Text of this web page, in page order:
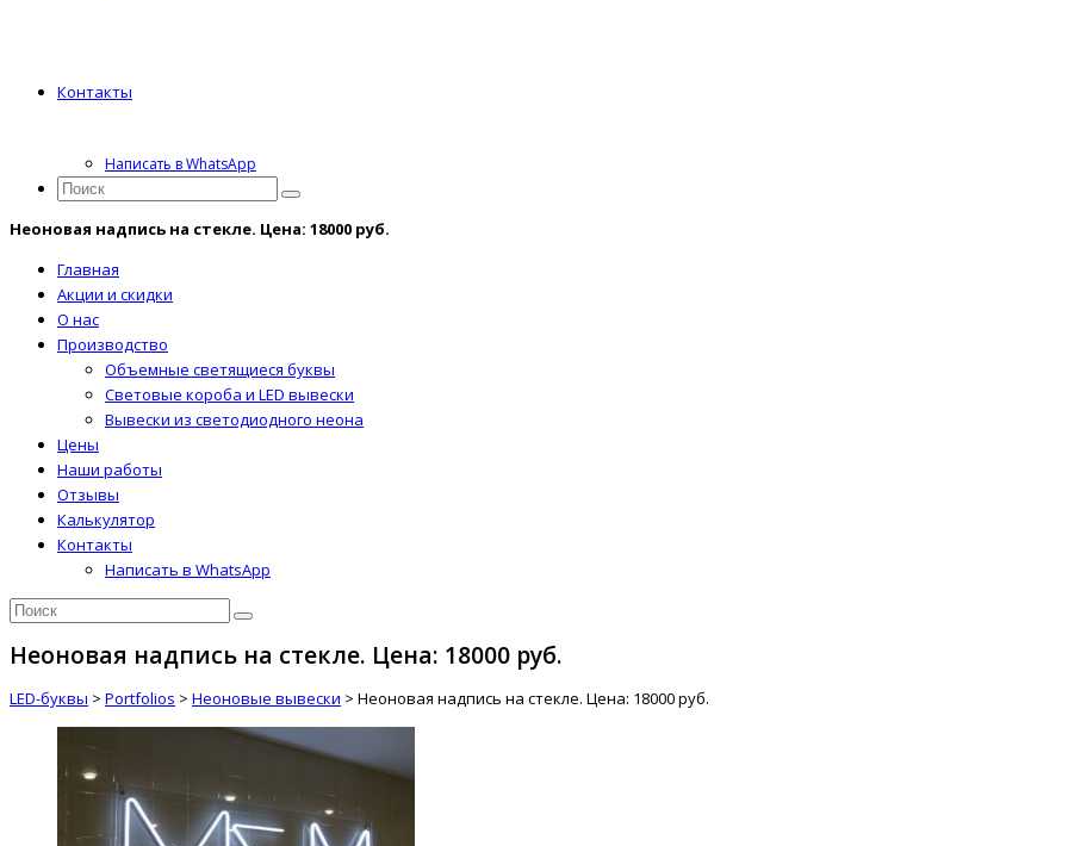
Контакты
Написать в WhatsApp
Неоновая надпись на стекле. Цена: 18000 руб.
Главная
Акции и скидки
О нас
Производство
Объемные светящиеся буквы
Световые короба и LED вывески
Вывески из светодиодного неона
Цены
Наши работы
Отзывы
Калькулятор
Контакты
Написать в WhatsApp
Неоновая надпись на стекле. Цена: 18000 руб.
LED-буквы > Portfolios > Неоновые вывески > Неоновая надпись на стекле. Цена: 18000 руб.